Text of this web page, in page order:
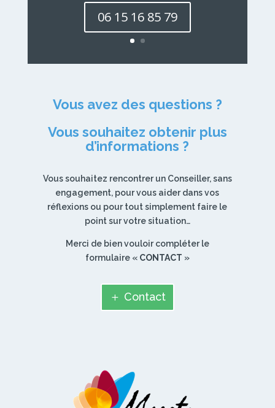
06 15 16 85 79
Vous avez des questions ?
Vous souhaitez obtenir plus
d’informations ?
Vous souhaitez rencontrer un Conseiller, sans
engagement, pour vous aider dans vos
réflexions ou pour tout simplement faire le
point sur votre situation…
Merci de bien vouloir compléter le
formulaire « CONTACT »
Contact